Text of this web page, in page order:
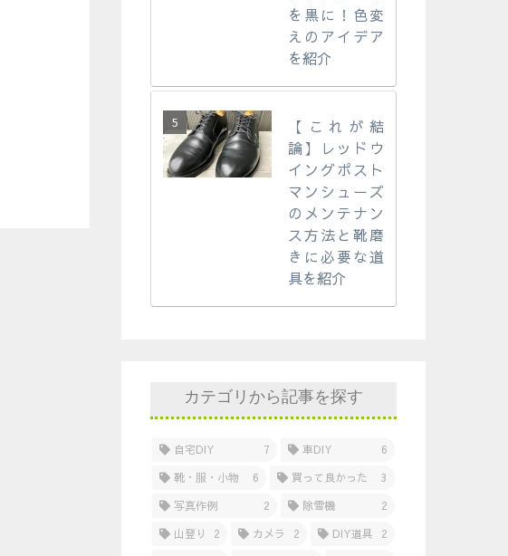
を黒に！色変
えのアイデア
を紹介
【これが結
論】レッドウ
イングポスト
マンシューズ
のメンテナン
ス方法と靴磨
きに必要な道
具を紹介
カテゴリから記事を探す
自宅DIY 7 車DIY
6
靴・服・小物
6 買って良かった
3
写真作例
2 除雪機
2
山登り
2 カメラ 2 DIY道具
2